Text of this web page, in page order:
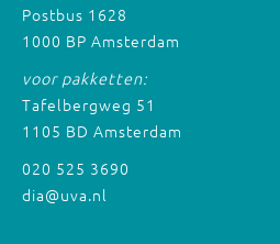
Postbus 1628
1000 BP Amsterdam
voor pakketten:
Tafelbergweg 51
1105 BD Amsterdam
020 525 3690
dia@uva.nl